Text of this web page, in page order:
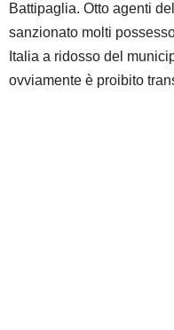
Battipaglia. Otto agenti
sanzionato molti
Italia a ridosso del
ovviamente è proibito